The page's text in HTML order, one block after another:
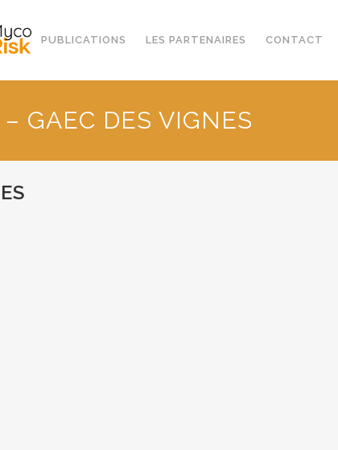
PUBLICATIONS LES PARTENAIRES CONTACT
GAEC DES VIGNES